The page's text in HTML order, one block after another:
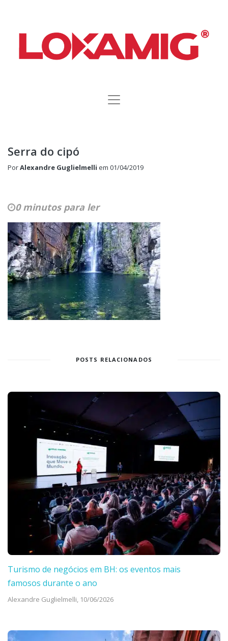
Serra do cipó
PorAlexandre Guglielmelli em 01/04/2019
0 minutos para ler
POSTS RELACIONADOS
Turismo de negócios em BH: os eventos mais
famosos durante o ano
Alexandre Guglielmelli, 10/06/2026